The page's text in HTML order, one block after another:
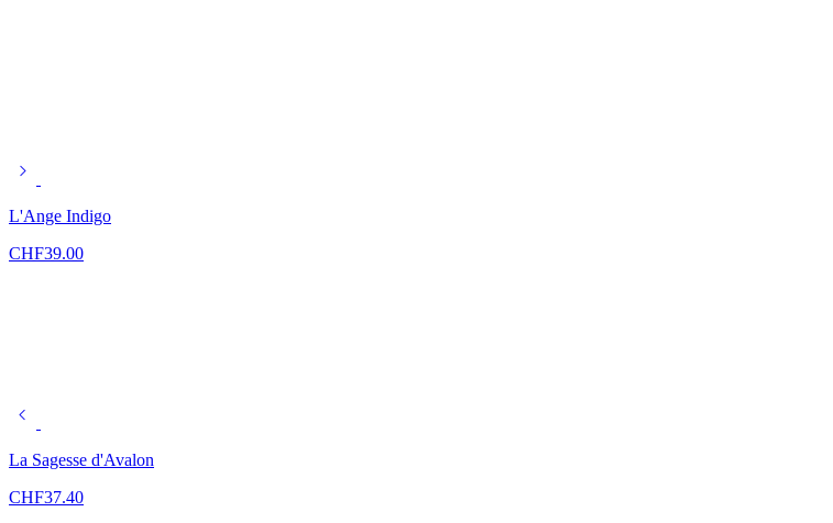
L'Ange Indigo
CHF39.00
La Sagesse d'Avalon
CHF37.40